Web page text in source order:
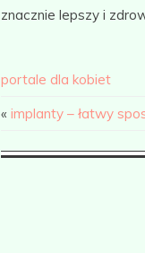
znacznie lepszy i
portale dla kobiet
« implanty – łatwy